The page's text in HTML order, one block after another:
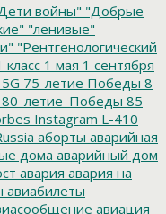
войны" "Добрые
"ленивые"
"Рентгенологический
класс 1 мая 1 сентября
5G 75-летие Победы 8
80_летие_Победы 85
Instagram L-410
аборты аварийная
дома аварийный дом
авария авария на
авиабилеты
авиация